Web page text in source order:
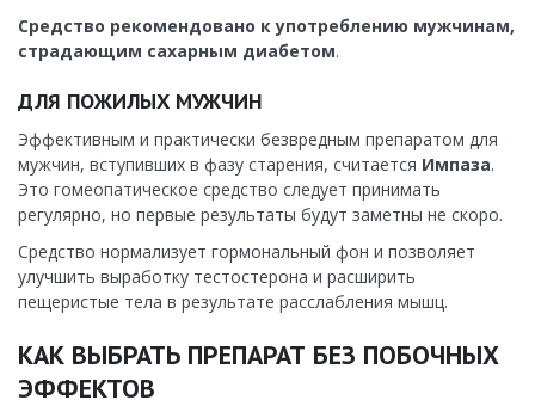
Средство рекомендовано к употреблению мужчинам,
страдающим сахарным диабетом.
ДЛЯ ПОЖИЛЫХ МУЖЧИН
Эффективным и практически безвредным препаратом для
мужчин, вступивших в фазу старения, считается Импаза.
Это гомеопатическое средство следует принимать
регулярно, но первые результаты будут заметны не скоро.
Средство нормализует гормональный фон и позволяет
улучшить выработку тестостерона и расширить
пещеристые тела в результате расслабления мышц.
КАК ВЫБРАТЬ ПРЕПАРАТ БЕЗ ПОБОЧНЫХ
ЭФФЕКТОВ